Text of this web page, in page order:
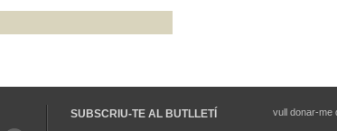
SUBSCRIU-TE AL BUTLLETÍ vull donar-me